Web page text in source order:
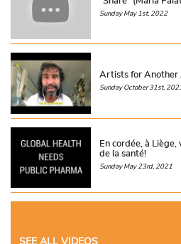
Sunday May 1st, 2022
Artists for Another
Sunday October 31st,
En cordée, à Liège,
de la santé!
Sunday May 23rd, 2021
SEE ALL VIDEOS